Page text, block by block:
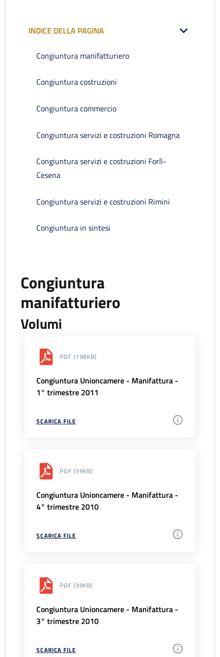
INDICE DELLA PAGINA
Congiuntura manifatturiero
Congiuntura costruzioni
Congiuntura commercio
Congiuntura servizi e costruzioni Romagna
Congiuntura servizi e costruzioni Forlì-
Cesena
Congiuntura servizi e costruzioni Rimini
Congiuntura in sintesi
Congiuntura
manifatturiero
Volumi
PDF (198KB)
Congiuntura Unioncamere - Manifattura -
1° trimestre 2011
SCARICA FILE
PDF (39KB)
Congiuntura Unioncamere - Manifattura -
4° trimestre 2010
SCARICA FILE
PDF (39KB)
Congiuntura Unioncamere - Manifattura -
3° trimestre 2010
SCARICA FILE